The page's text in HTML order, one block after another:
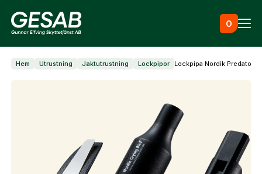
0
Ammunition
Jaktkläder & skor
Hem Utrustning Jaktutrustning Lockpipor Lockpipa Nordik Predator